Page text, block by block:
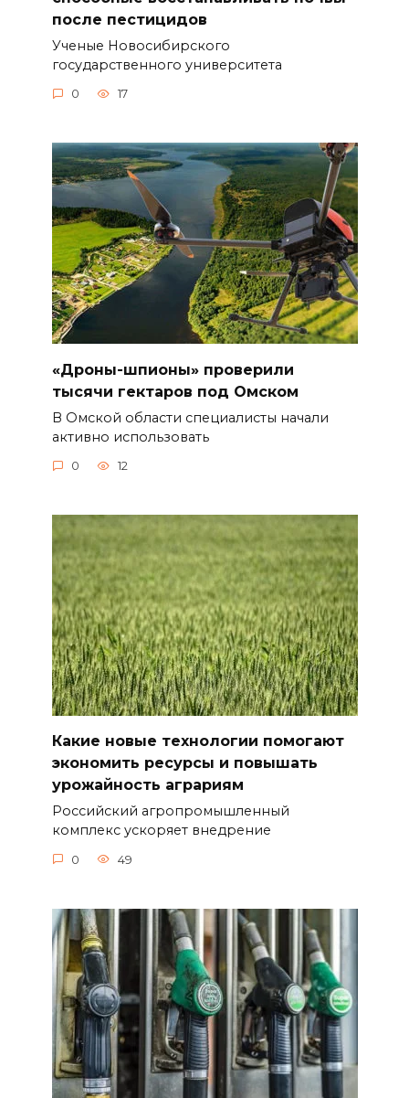
после пестицидов
Ученые Новосибирского
государственного университета
0 17
«Дроны-шпионы» проверили
тысячи гектаров под Омском
В Омской области специалисты начали
активно использовать
0 12
Какие новые технологии помогают
экономить ресурсы и повышать
урожайность аграриям
Российский агропромышленный
комплекс ускоряет внедрение
0 49